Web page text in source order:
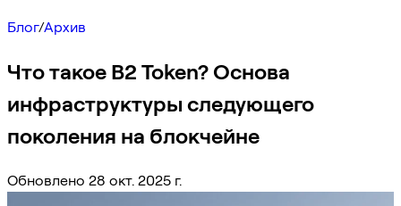
Блог/Архив
Что такое B2 Token? Основа
инфраструктуры следующего
поколения на блокчейне
Обновлено 28 окт. 2025 г.